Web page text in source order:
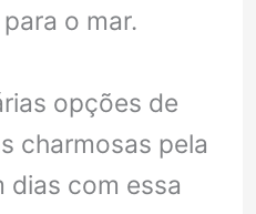
o mar.
opções de
charmosas pela
dias com essa